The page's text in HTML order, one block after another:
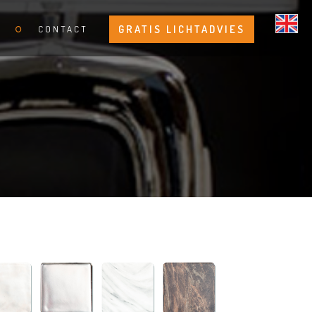
CONTACT GRATIS LICHTADVIES